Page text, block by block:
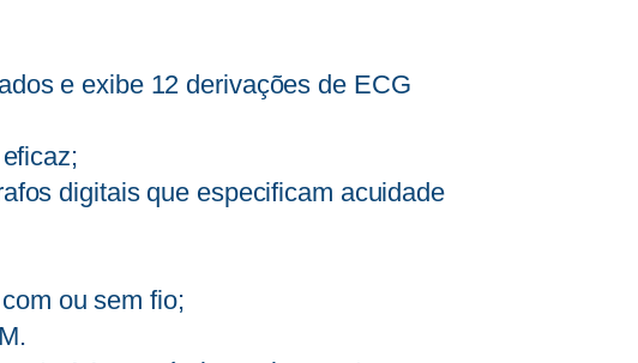
e exibe 12 derivações de ECG
digitais que especificam acuidade
ou sem fio;